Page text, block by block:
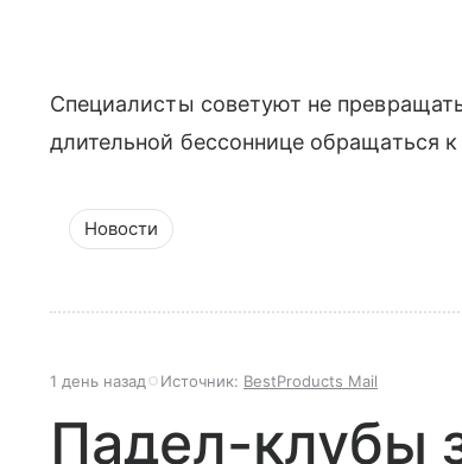
Специалисты советуют не
длительной бессоннице обращаться к
Новости
1 день назад Источник: BestProducts Mail
Падел-клубы